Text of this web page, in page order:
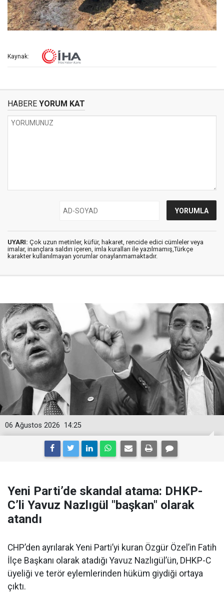
Kaynak:
HABERE YORUM KAT
UYARI: Çok uzun metinler, küfür, hakaret, rencide edici cümleler veya
imalar, inançlara saldırı içeren, imla kuralları ile yazılmamış,Türkçe
karakter kullanılmayan yorumlar onaylanmamaktadır.
14:25
06 Ağustos 2026
Yeni Parti’de skandal atama: DHKP-
C’li Yavuz Nazlıgül "başkan" olarak
atandı
CHP’den ayrılarak Yeni Parti’yi kuran Özgür Özel’in Fatih
İlçe Başkanı olarak atadığı Yavuz Nazlıgül’ün, DHKP-C
üyeliği ve terör eylemlerinden hüküm giydiği ortaya
çıktı.